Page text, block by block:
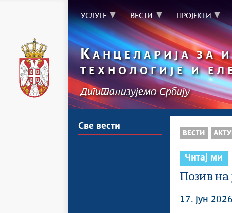
УСЛУГЕ ВЕСТИ ПРОЈЕКТИ
КАНЦЕЛАРИЈА ЗА
ТЕХНОЛОГИЈЕ И
Дигитализујемо Србију
Све вести
ВЕСТИ
Читај ми
Позив на
17. јун